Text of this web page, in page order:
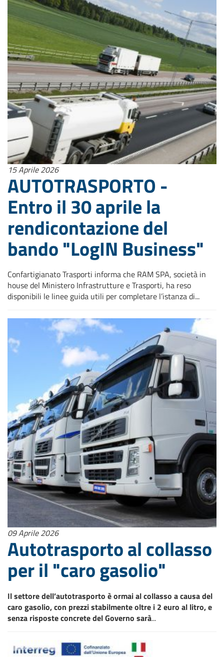
15 Aprile 2026
AUTOTRASPORTO -
Entro il 30 aprile la
rendicontazione del
bando "LogIN Business"
Confartigianato Trasporti informa che RAM SPA, società in
house del Ministero Infrastrutture e Trasporti, ha reso
disponibili le linee guida utili per completare l’istanza di...
09 Aprile 2026
Autotrasporto al collasso
per il "caro gasolio"
Il settore dell’autotrasporto è ormai al collasso a causa del
caro gasolio, con prezzi stabilmente oltre i 2 euro al litro, e
senza risposte concrete del Governo sarà...